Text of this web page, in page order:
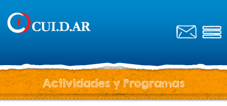
Actividades y Programas